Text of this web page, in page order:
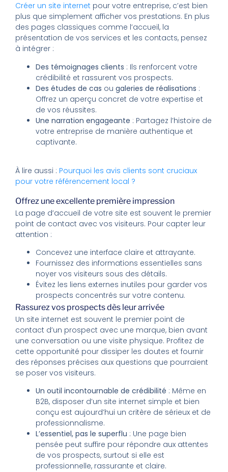
Créer un site internet pour votre entreprise, c’est bien
plus que simplement afficher vos prestations. En plus
des pages classiques comme l’accueil, la
présentation de vos services et les contacts, pensez
à intégrer :
Des témoignages clients : Ils renforcent votre
crédibilité et rassurent vos prospects.
Des études de cas ou galeries de réalisations :
Offrez un aperçu concret de votre expertise et
de vos réussites.
Une narration engageante : Partagez l’histoire de
votre entreprise de manière authentique et
captivante.
À lire aussi : Pourquoi les avis clients sont cruciaux
pour votre référencement local ?
Offrez une excellente première impression
La page d’accueil de votre site est souvent le premier
point de contact avec vos visiteurs. Pour capter leur
attention :
Concevez une interface claire et attrayante.
Fournissez des informations essentielles sans
noyer vos visiteurs sous des détails.
Évitez les liens externes inutiles pour garder vos
prospects concentrés sur votre contenu.
Rassurez vos prospects dès leur arrivée
Un site internet est souvent le premier point de
contact d’un prospect avec une marque, bien avant
une conversation ou une visite physique. Profitez de
cette opportunité pour dissiper les doutes et fournir
des réponses précises aux questions que pourraient
se poser vos visiteurs.
Un outil incontournable de crédibilité : Même en
B2B, disposer d’un site internet simple et bien
conçu est aujourd’hui un critère de sérieux et de
professionnalisme.
L’essentiel, pas le superflu : Une page bien
pensée peut suffire pour répondre aux attentes
de vos prospects, surtout si elle est
professionnelle, rassurante et claire.